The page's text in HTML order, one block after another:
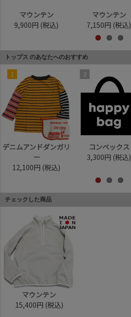
マウンテン
9,900円 (税込)
マウンテン
7,150円 (税込)
トップス のあなたへのおすすめ
1
デニムアンドダンガリ
ー
12,100円 (税込)
2
コンベックス
3,300円 (税込)
チェックした商品
マウンテン
15,400円 (税込)